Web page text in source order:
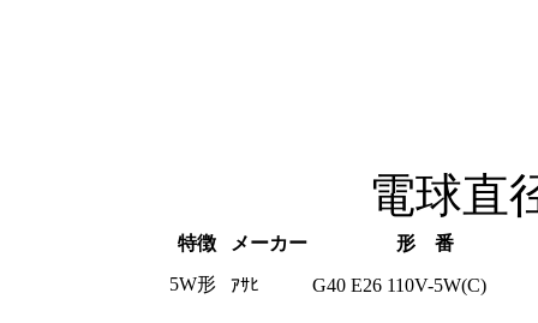
電球直
特徴 メーカー
形 番
5W形
ｱｻﾋ G40 E26 110V-5W(C)